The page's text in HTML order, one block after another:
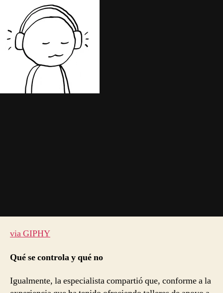
via GIPHY
Qué se controla y qué no
Igualmente, la especialista compartió que, conforme a la